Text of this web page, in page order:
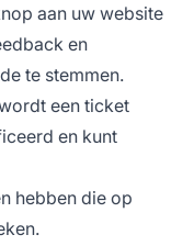
aan uw website
en
te stemmen.
een ticket
en kunt
hebben die op